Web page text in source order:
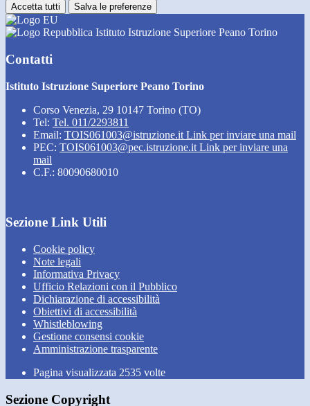
Accetta tutti Salva le preferenze
Istituto Istruzione Superiore Peano Torino
Contatti
Istituto Istruzione Superiore Peano Torino
Corso Venezia, 29 10147 Torino (TO)
Tel: Tel. 011/2293811
Email: TOIS061003@istruzione.it Link per inviare una mail
PEC: TOIS061003@pec.istruzione.it Link per inviare una
mail
C.F.: 80090680010
Sezione Link Utili
Cookie policy
Note legali
Informativa Privacy
Ufficio Relazioni con il Pubblico
Dichiarazione di accessibilità
Obiettivi di accessibilità
Whistleblowing
Gestione consensi cookie
Amministrazione trasparente
Pagina visualizzata 2535 volte
Sezione Copyright